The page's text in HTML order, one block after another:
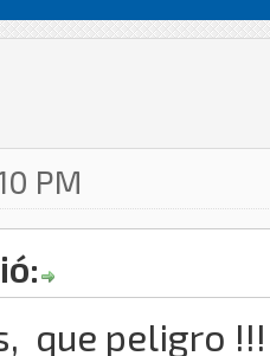
PM
que peligro !!!